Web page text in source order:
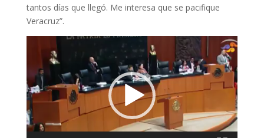
tantos días que llegó. Me interesa que se pacifique
Veracruz”.
Reproductor
vídeo